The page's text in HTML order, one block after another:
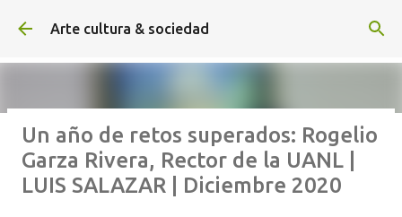
Ir al contenido principal
Arte cultura & sociedad
ALEXA DE HOYOS | El arte de
hacer cine sin excusas | ROBERTO
GARZA | Agosto 2026
Un año de retos superados: Rogelio
Garza Rivera, Rector de la UANL |
LUIS SALAZAR | Diciembre 2020